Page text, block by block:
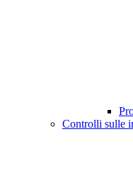
Controlli sulle